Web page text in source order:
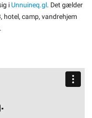
i Unnuineq.gl. Det gælder
hotel, camp, vandrehjem